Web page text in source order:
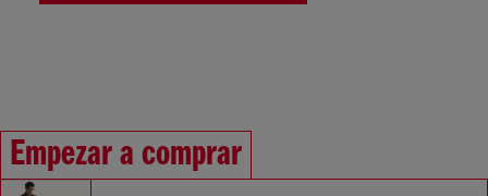
Empezar a comprar